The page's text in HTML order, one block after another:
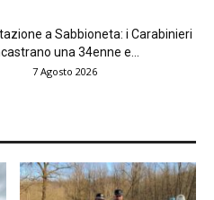
a Sabbioneta: i Carabinieri
una 34enne e...
7 Agosto 2026